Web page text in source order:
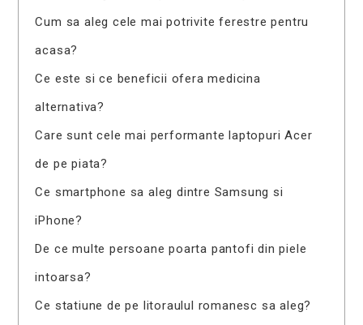
Cum sa aleg cele mai potrivite ferestre pentru
acasa?
Ce este si ce beneficii ofera medicina
alternativa?
Care sunt cele mai performante laptopuri Acer
de pe piata?
Ce smartphone sa aleg dintre Samsung si
iPhone?
De ce multe persoane poarta pantofi din piele
intoarsa?
Ce statiune de pe litoraulul romanesc sa aleg?